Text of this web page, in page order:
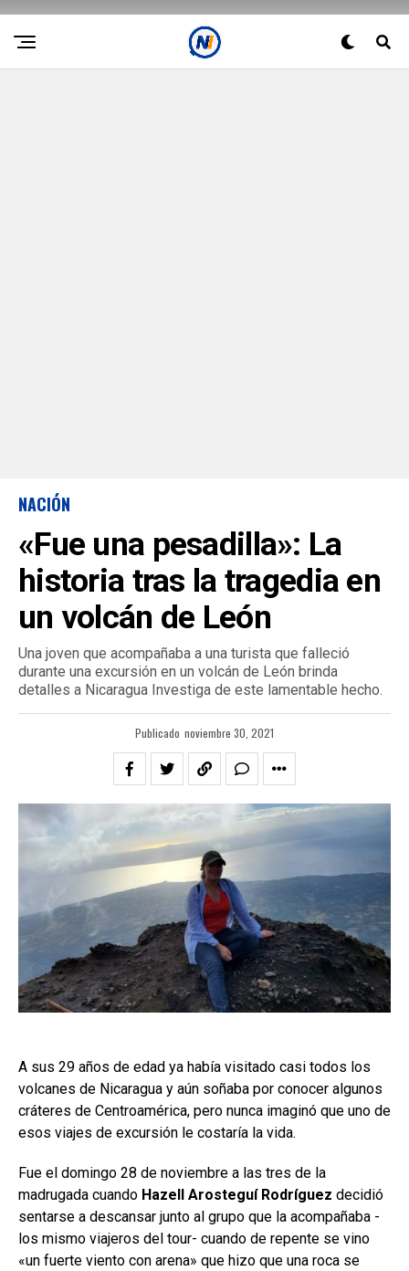
NACIÓN
«Fue una pesadilla»: La
historia tras la tragedia en
un volcán de León
Una joven que acompañaba a una turista que falleció
durante una excursión en un volcán de León brinda
detalles a Nicaragua Investiga de este lamentable hecho.
Publicado noviembre 30, 2021
A sus 29 años de edad ya había visitado casi todos los
volcanes de Nicaragua y aún soñaba por conocer algunos
cráteres de Centroamérica, pero nunca imaginó que uno de
esos viajes de excursión le costaría la vida.
Fue el domingo 28 de noviembre a las tres de la
madrugada cuando Hazell Arosteguí Rodríguez decidió
sentarse a descansar junto al grupo que la acompañaba -
los mismo viajeros del tour- cuando de repente se vino
«un fuerte viento con arena» que hizo que una roca se